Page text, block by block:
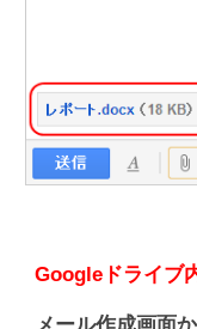
Googleドライブ
メール作成画面